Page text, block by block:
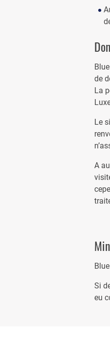
de
La
Le
A
Si
eu